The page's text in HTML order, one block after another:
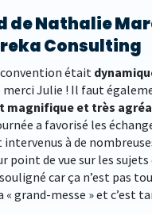
de Nathalie
Consulting
convention était
merci Julie ! Il faut
magnifique et très
a favorisé les
à de
point de vue sur les sujets
car ça n’est pas
grand-messe » et c’est